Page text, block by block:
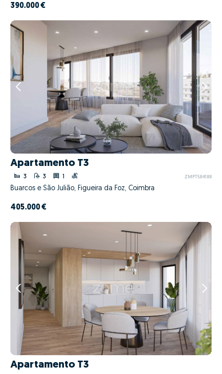
390.000 €
Apartamento T3
3 3 1 ZMPT584188
Buarcos e São Julião, Figueira da Foz, Coimbra
405.000 €
Apartamento T3